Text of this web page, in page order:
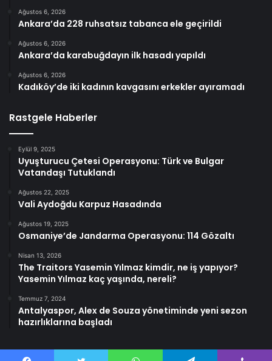
Ağustos 6, 2026
Ankara’da 228 ruhsatsız tabanca ele geçirildi
Ağustos 6, 2026
Ankara’da karabuğdayın ilk hasadı yapıldı
Ağustos 6, 2026
Kadıköy’de iki kadının kavgasını erkekler ayıramadı
Rastgele Haberler
Eylül 9, 2025
Uyuşturucu Çetesi Operasyonu: Türk ve Bulgar
Vatandaşı Tutuklandı
Ağustos 22, 2025
Vali Aydoğdu Karpuz Hasadında
Ağustos 19, 2025
Osmaniye’de Jandarma Operasyonu: 114 Gözaltı
Nisan 13, 2026
The Traitors Yasemin Yılmaz kimdir, ne iş yapıyor?
Yasemin Yılmaz kaç yaşında, nereli?
Temmuz 7, 2024
Antalyaspor, Alex de Souza yönetiminde yeni sezon
hazırlıklarına başladı